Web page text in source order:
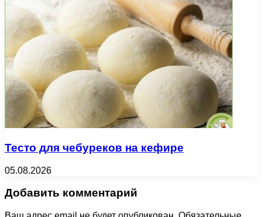
Тесто для чебуреков на кефире
05.08.2026
Добавить комментарий